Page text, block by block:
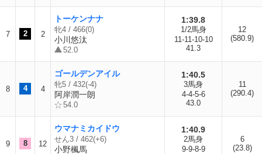
7 2 2
トーケンナナ
牝4 / 466(0)
小川悠汰
52.0
1:39.8
1/2馬身
11-11-10-10
41.3
12
(580.9)
8 4 4
ゴールデンアイル
牝5 / 432(-4)
阿岸潤一朗
54.0
1:40.5
3馬身
4-4-5-6
43.0
11
(290.4)
9 8 12
ウマナミカイドウ
せん3 / 462(+6)
小野楓馬
1:40.9
2馬身
9-9-8-9
6
(23.8)